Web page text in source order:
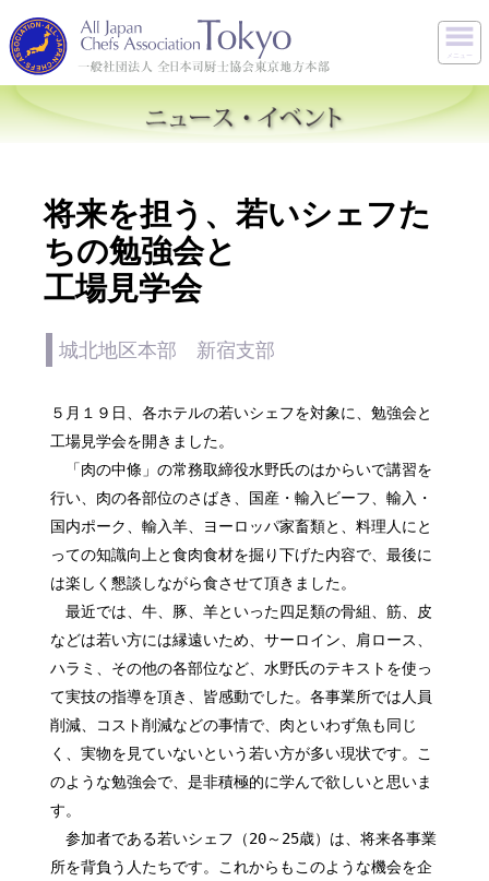
メニュー
将来を担う、若いシェフた
ちの勉強会と
工場見学会
城北地区本部 新宿支部
５月１９日、各ホテルの若いシェフを対象に、勉強会と
工場見学会を開きました。
「肉の中條」の常務取締役水野氏のはからいで講習を
行い、肉の各部位のさばき、国産・輸入ビーフ、輸入・
国内ポーク、輸入羊、ヨーロッパ家畜類と、料理人にと
っての知識向上と食肉食材を掘り下げた内容で、最後に
は楽しく懇談しながら食させて頂きました。
最近では、牛、豚、羊といった四足類の骨組、筋、皮
などは若い方には縁遠いため、サーロイン、肩ロース、
ハラミ、その他の各部位など、水野氏のテキストを使っ
て実技の指導を頂き、皆感動でした。各事業所では人員
削減、コスト削減などの事情で、肉といわず魚も同じ
く、実物を見ていないという若い方が多い現状です。こ
のような勉強会で、是非積極的に学んで欲しいと思いま
す。
参加者である若いシェフ（20～25歳）は、将来各事業
所を背負う人たちです。これからもこのような機会を企